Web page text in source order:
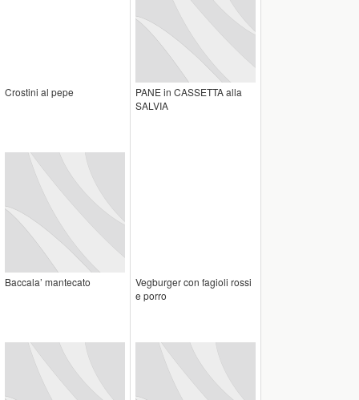
Crostini al pepe
PANE in CASSETTA alla
SALVIA
Baccala’ mantecato
Vegburger con fagioli rossi
e porro